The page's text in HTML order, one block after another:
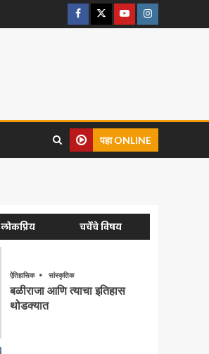
पहा ONLINE
लोकप्रिय चर्चेचे विषय
ऐतिहासिक सांस्कृतिक
बळीराजा आणि त्याचा इतिहास
थोडक्यात